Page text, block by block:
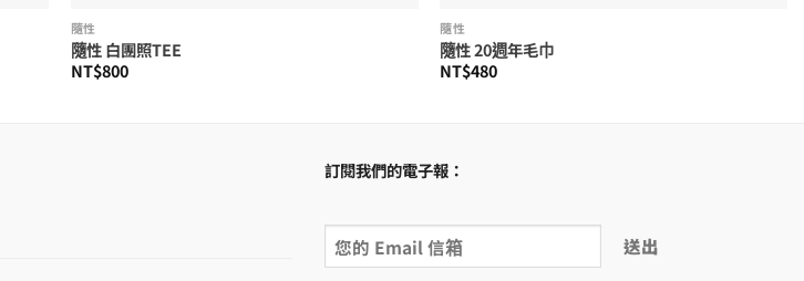
隨性
隨性 白團照TEE
NT$800
隨性
隨性 20週年毛巾
NT$480
訂閱我們的電子報：
送出